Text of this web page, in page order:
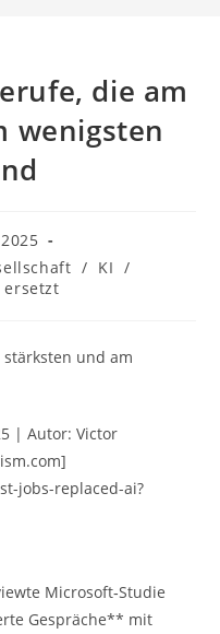
die am
wenigsten
/ KI /
und am
| Autor: Victor
jobs-replaced-ai?
Microsoft‑Studie
Gespräche** mit